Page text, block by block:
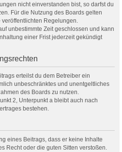
nicht einverstanden bist, so darfst du
Für die Nutzung des Boards gelten
Regelungen.
unbestimmte Zeit geschlossen und kann
einer Frist jederzeit gekündigt
erteilst du dem Betreiber ein
unbeschränktes und unentgeltliches
des Boards zu nutzen.
2, Unterpunkt a bleibt auch nach
bestehen.
eines Beitrags, dass er keine Inhalte
Recht oder die guten Sitten verstoßen.